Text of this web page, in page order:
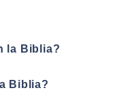
la Biblia?
Biblia?